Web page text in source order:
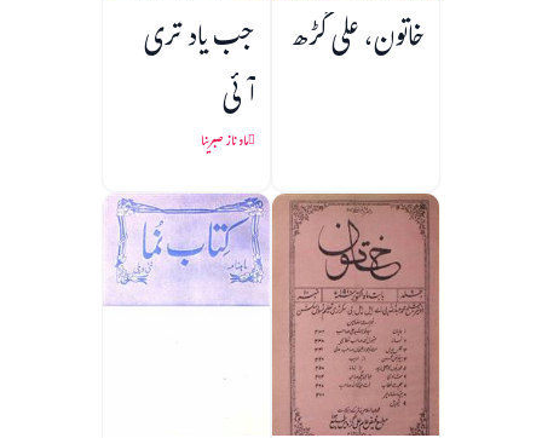
خاتون، علی گڑھ جب یاد تری
آئی
ماہ ناز صبرینا